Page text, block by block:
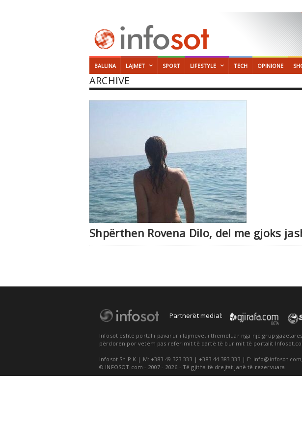
BALLINA LAJMET SPORT LIFESTYLE TECH OPINIONE
ARCHIVE
Shpërthen Rovena Dilo, del me gjoks
Partnerët medial:
Infosot është portal i pavarur i lajmeve, i themeluar nga një grup
përdoren por vetëm pas referimit të qartë të burimit të portalit
Infosot Sh.P.K | M: +383 49 323 333 | +383 44 383 333 | E: info@infosot.com
© INFOSOT.com - 2007 - 2026 - Të gjitha të drejtat janë të rezervuara